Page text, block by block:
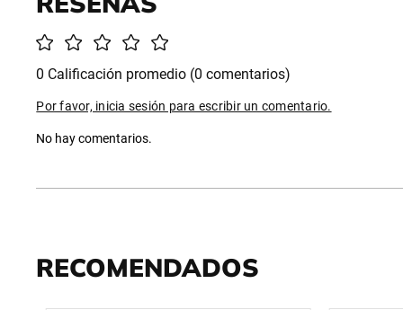
0 Calificación promedio (0 comentarios)
Por favor, inicia sesión para escribir un comentario.
No hay comentarios.
RECOMENDADOS